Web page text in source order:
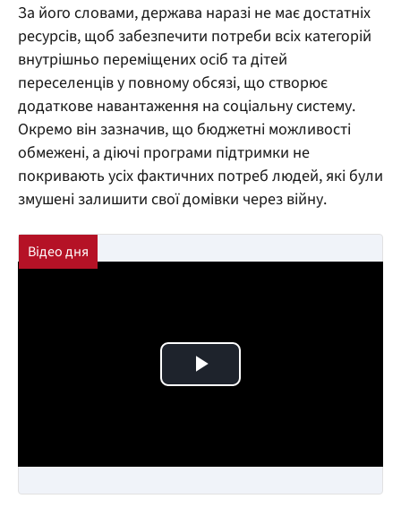
За його словами, держава наразі не має достатніх
ресурсів, щоб забезпечити потреби всіх категорій
внутрішньо переміщених осіб та дітей
переселенців у повному обсязі, що створює
додаткове навантаження на соціальну систему.
Окремо він зазначив, що бюджетні можливості
обмежені, а діючі програми підтримки не
покривають усіх фактичних потреб людей, які були
змушені залишити свої домівки через війну.
Play Video